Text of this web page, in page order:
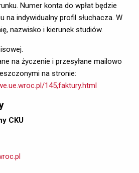
Numer konta do wpłat będzie
na indywidualny profil słuchacza. W
nazwisko i kierunek studiów.
na życzenie i przesyłane mailowo
na stronie:
145,faktury.html
CKU